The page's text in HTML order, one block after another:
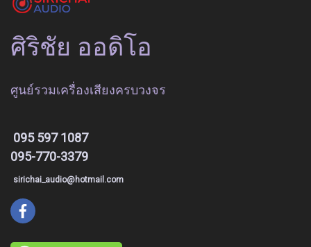
ศิริชัย ออดิโอ
ศูนย์รวมเครื่องเสียงครบวงจร
095 597 1087
095-770-3379
sirichai_audio@hotmail.com